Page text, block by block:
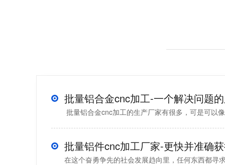
批量铝合金cnc加工的生产厂家有很多，可是可以
在这个奋勇争先的社会发展趋向里，任何东西都寻